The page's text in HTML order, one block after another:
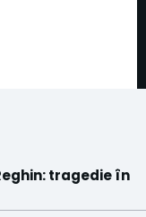
tragedie în